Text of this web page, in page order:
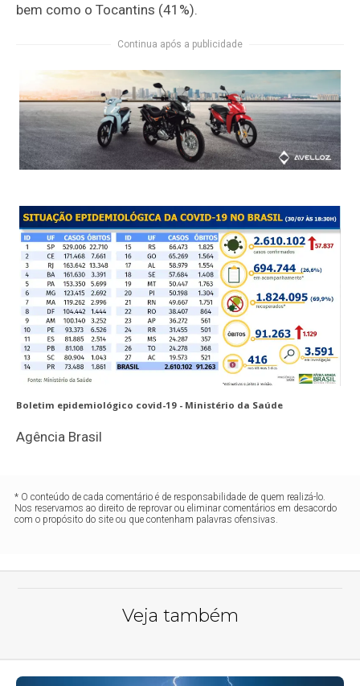
bem como o Tocantins (41%).
Continua após a publicidade
Boletim epidemiológico covid-19 - Ministério da Saúde
Agência Brasil
* O conteúdo de cada comentário é de responsabilidade de quem realizá-lo.
Nos reservamos ao direito de reprovar ou eliminar comentários em desacordo
com o propósito do site ou que contenham palavras ofensivas.
Veja também